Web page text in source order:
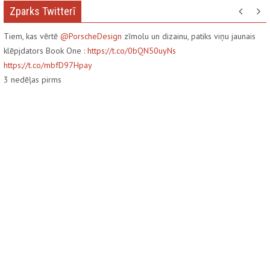
Zparks Twitterī
Tiem, kas vērtē @PorscheDesign zīmolu un dizainu, patiks viņu jaunais
klēpjdators Book One : https://t.co/0bQN50uyNs
https://t.co/mbfD97Hpay
3 nedēļas pirms